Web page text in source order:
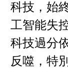
科技，始
工智能失
科技過分
反噬，特